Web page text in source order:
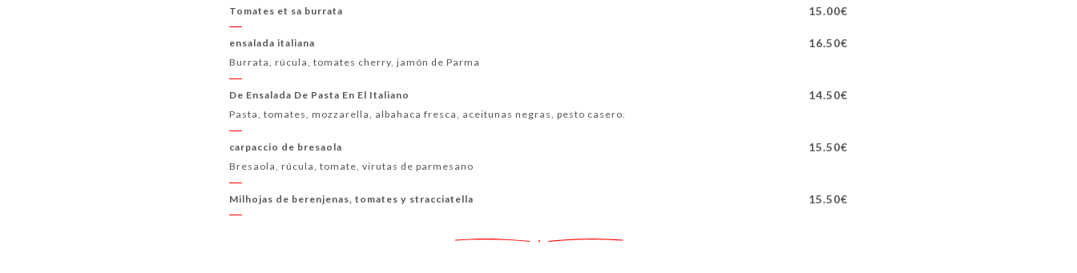
Tomates et sa burrata 15.00€
ensalada italiana 16.50€
Burrata, rúcula, tomates cherry, jamón de Parma
De Ensalada De Pasta En El Italiano 14.50€
Pasta, tomates, mozzarella, albahaca fresca, aceitunas negras, pesto casero.
carpaccio de bresaola 15.50€
Bresaola, rúcula, tomate, virutas de parmesano
Milhojas de berenjenas, tomates y stracciatella 15.50€